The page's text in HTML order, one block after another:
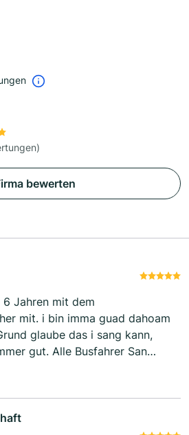
bewerten
Jahren mit dem
mit. i bin imma guad dahoam
glaube das i sang kann,
gut. Alle Busfahrer San
Man. Kannse imma a Boa
Und am schönsten is, das Ma im
in einen passend temperierten